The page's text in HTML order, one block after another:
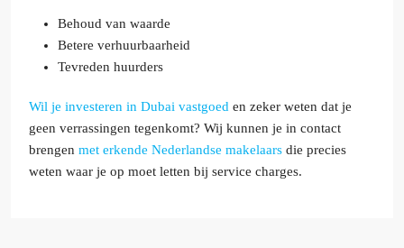
Behoud van waarde
Betere verhuurbaarheid
Tevreden huurders
Wil je investeren in Dubai vastgoed en zeker weten dat je
geen verrassingen tegenkomt? Wij kunnen je in contact
brengen met erkende Nederlandse makelaars die precies
weten waar je op moet letten bij service charges.